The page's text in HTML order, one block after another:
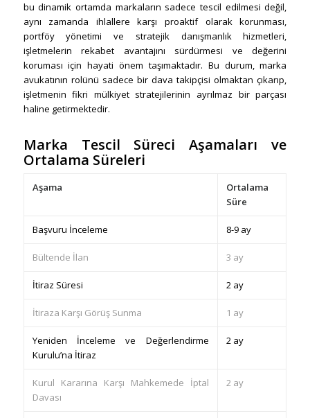
bu dinamik ortamda markaların sadece tescil edilmesi değil,
aynı zamanda ihlallere karşı proaktif olarak korunması,
portföy yönetimi ve stratejik danışmanlık hizmetleri,
işletmelerin rekabet avantajını sürdürmesi ve değerini
koruması için hayati önem taşımaktadır. Bu durum, marka
avukatının rolünü sadece bir dava takipçisi olmaktan çıkarıp,
işletmenin fikri mülkiyet stratejilerinin ayrılmaz bir parçası
haline getirmektedir.
Marka Tescil Süreci Aşamaları ve
Ortalama Süreleri
Aşama
Ortalama
Süre
Başvuru İnceleme 8-9 ay
Bültende İlan 3 ay
İtiraz Süresi 2 ay
İtiraza Karşı Görüş Sunma 1 ay
Yeniden İnceleme ve Değerlendirme
Kurulu’na İtiraz
2 ay
Kurul Kararına Karşı Mahkemede İptal
Davası
2 ay